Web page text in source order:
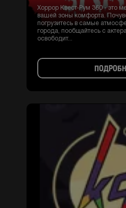
Хоррор Квест-Рум 360 - это
вашей зоны комфорта.
погрузитесь в самые
города, пообщайтесь с
освободит...